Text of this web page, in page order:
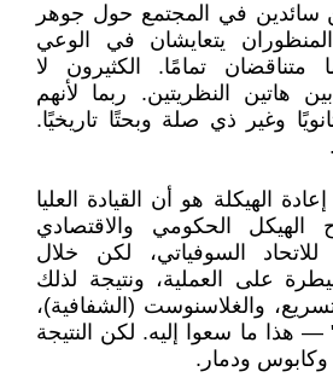
سائدين في المجتمع حول جوهر
المنظوران يتعايشان في الوعي
متناقضان تمامًا. الكثيرون لا
هاتين النظريتين. ربما لأنهم
وغير ذي صلة وبحتًا تاريخيًا.
الهيكلة هو أن القيادة العليا
الحكومي والاقتصادي
السوفياتي، لكن خلال
على العملية، ونتيجة لذلك
والغلاسنوست (الشفافية)،
— هذا ما سعوا إليه. لكن النتيجة
ودمار.